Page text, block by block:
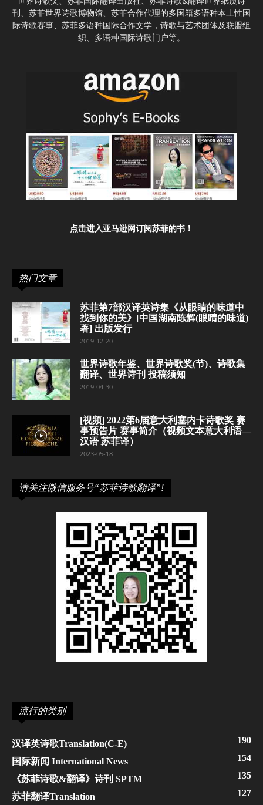
刊、苏菲世界诗歌博物馆、苏菲合作代理的多国籍多语种本土性国
际诗歌赛事、苏菲多语种国际合作文学，诗歌与艺术团体及联盟组
织、多语种国际诗歌门户等。
点击进入亚马逊网订阅苏菲的书！
热门文章
苏菲第7部汉译英诗集《从眼睛的味道中
找到你的美》[中国湖南陈辉(眼睛的味道)
著] 出版发行
2019-12-20
世界诗歌年鉴、世界诗歌奖(节)、诗歌集
翻译、世界诗刊 投稿须知
2019-04-30
[视频] 2022第6届意大利塞内卡诗歌奖 赛
事预告片 赛事简介（视频文本意大利语—
汉语 苏菲译）
2023-05-18
请关注微信服务号“苏菲诗歌翻译”!
流行的类别
汉译英诗歌Translation(C-E) 190
国际新闻 International News 154
《苏菲诗歌&翻译》诗刊 SPTM 135
苏菲翻译Translation 127